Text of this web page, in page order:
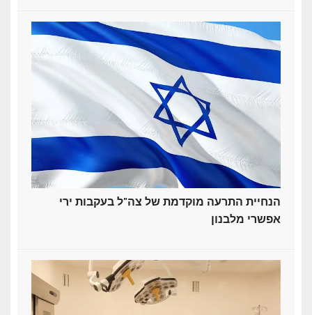
הנחיית התרעה מוקדמת של צה"ל בעקבות ירי
אפשרי מלבנון